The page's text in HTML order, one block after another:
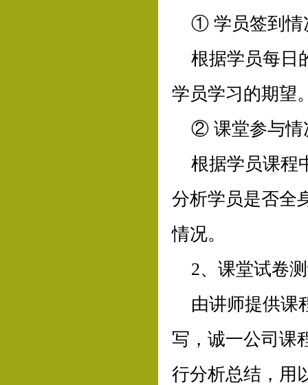
① 学员签到情
根据学员每日
学员学习的期望
② 课堂参与情
根据学员课程
分析学员是否全
情况。
2、课堂试卷
由讲师提供课
写，诚一公司课
行分析总结，用